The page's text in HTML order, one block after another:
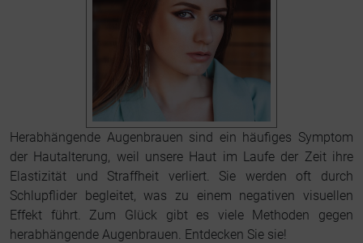
Herabhängende Augenbrauen sind ein häufiges Symptom
der Hautalterung, weil unsere Haut im Laufe der Zeit ihre
Elastizität und Straffheit verliert. Sie werden oft durch
Schlupflider begleitet, was zu einem negativen visuellen
Effekt führt. Zum Glück gibt es viele Methoden gegen
herabhängende Augenbrauen. Entdecken Sie sie!